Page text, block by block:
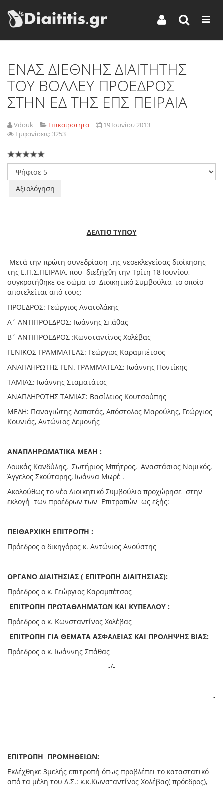
ENAΣ ΔΙΕΘΝΗΣ ΔΙΑΙΤΗΤΗΣ
ΤΟΥ ΒΟΛΛΕΥ ΠΡΟΕΔΡΟΣ
ΣΤΗΝ ΕΔ ΤΗΣ ΕΠΣ ΠΕΙΡΑΙΑ
Vdouk Επικαιροτητα
19 Ιουνίου 2013
Εμφανίσεις: 3253
Παρακαλώ
αξιολογήστε
ΔΕΛΤΙΟ ΤΥΠΟΥ
Mετά την πρώτη συνεδρίαση της νεοεκλεγείσας διοίκησης
της Ε.Π.Σ.ΠΕΙΡΑΙΑ, που διεξήχθη την Τρίτη 18 Ιουνίου,
συγκροτήθηκε σε σώμα το Διοικητικό Συμβούλιο, το οποίο
αποτελείται από τους:
ΠΡΟΕΔΡΟΣ: Γεώργιος Ανατολάκης
Α΄ ΑΝΤΙΠΡΟΕΔΡΟΣ: Ιωάννης Σπάθας
Β΄ ΑΝΤΙΠΡΟΕΔΡΟΣ :Κωνσταντίνος Χολέβας
ΓΕΝΙΚΟΣ ΓΡΑΜΜΑΤΕΑΣ: Γεώργιος Καραμπέτσος
ΑΝΑΠΛΗΡΩΤΗΣ ΓΕΝ. ΓΡΑΜΜΑΤΕΑΣ: Ιωάννης Ποντίκης
ΤΑΜΙΑΣ: Ιωάννης Σταματάτος
ΑΝΑΠΛΗΡΩΤΗΣ ΤΑΜΙΑΣ: Βασίλειος Κουτσούπης
ΜΕΛΗ: Παναγιώτης Λαπατάς, Απόστολος Μαρούλης, Γεώργιος
Κουνιάς, Αντώνιος Λεμονής
ΑΝΑΠΛΗΡΩΜΑΤΙΚΑ ΜΕΛΗ :
Λουκάς Κανδύλης, Σωτήριος Μπήτρος, Αναστάσιος Νομικός,
Άγγελος Σκούταρης, Ιωάννα Μωρέ .
Ακολούθως το νέο Διοικητικό Συμβούλιο προχώρησε στην
εκλογή των προέδρων των Επιτροπών ως εξής:
ΠΕΙΘΑΡΧΙΚΗ ΕΠΙΤΡΟΠΉ :
Πρόεδρος ο δικηγόρος κ. Αντώνιος Ανούστης
ΟΡΓΑΝΟ ΔΙΑΙΤΗΣΙΑΣ ( ΕΠΙΤΡΟΠΗ ΔΙΑΙΤΗΣΊΑΣ):
Πρόεδρος ο κ. Γεώργιος Καραμπέτσος
ΕΠΙΤΡΟΠΗ ΠΡΩΤΑΘΛΗΜΑΤΩΝ ΚΑΙ ΚΥΠΕΛΛΟΥ :
Πρόεδρος ο κ. Κωνσταντίνος Χολέβας
ΕΠΙΤΡΟΠΗ ΓΙΑ ΘΕΜΑΤΑ ΑΣΦΑΛΕΙΑΣ ΚΑΙ ΠΡΟΛΗΨΗΣ ΒΙΑΣ:
Πρόεδρος ο κ. Ιωάννης Σπάθας
-/-
-
ΕΠΙΤΡΟΠΗ ΠΡΟΜΗΘΕΙΩΝ:
Εκλέχθηκε 3μελής επιτροπή όπως προβλέπει το καταστατικό
από τα μέλη του Δ.Σ.: κ.κ.Κωνσταντίνος Χολέβας( πρόεδρος),